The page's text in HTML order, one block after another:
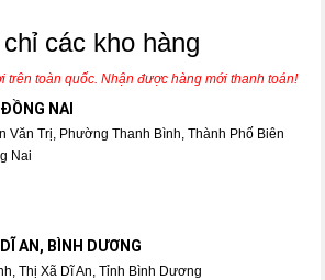
các kho hàng
trên toàn quốc. Nhận được hàng mới thanh toán!
NAI
Văn Trị, Phường Thanh Bình, Thành Phố Biên
Nai
AN, BÌNH DƯƠNG
Thị Xã Dĩ An, Tỉnh Bình Dương